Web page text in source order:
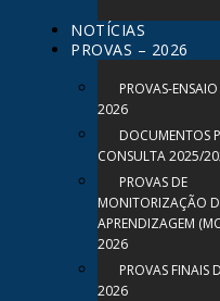
NOTÍCIAS
PROVAS – 2026
PROVAS-ENSAIO
2026
DOCUMENTOS
CONSULTA 2025/
PROVAS DE
MONITORIZAÇÃO
APRENDIZAGEM
2026
PROVAS FINAIS
2026